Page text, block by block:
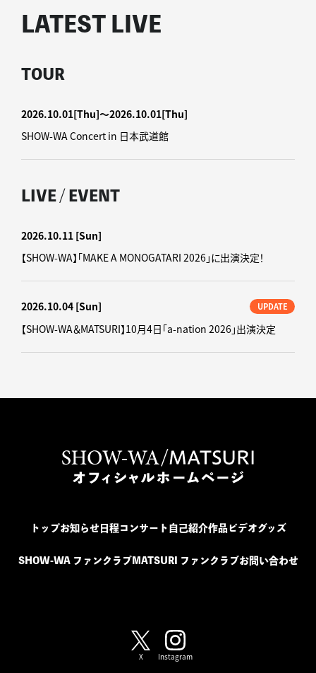
LATEST LIVE
TOUR
2026.10.01[Thu]〜2026.10.01[Thu]
SHOW-WA Concert in 日本武道館
LIVE / EVENT
2026.10.11 [Sun]
【SHOW-WA】「MAKE A MONOGATARI 2026」に出演決定！
2026.10.04 [Sun] UPDATE
【SHOW-WA＆MATSURI】10月4日「a-nation 2026」出演決定
トップお知らせ日程コンサート 自己紹介作品ビデオグッズ
SHOW-WA ファンクラブ MATSURI ファンクラブ お問い合わせ
X Instagram